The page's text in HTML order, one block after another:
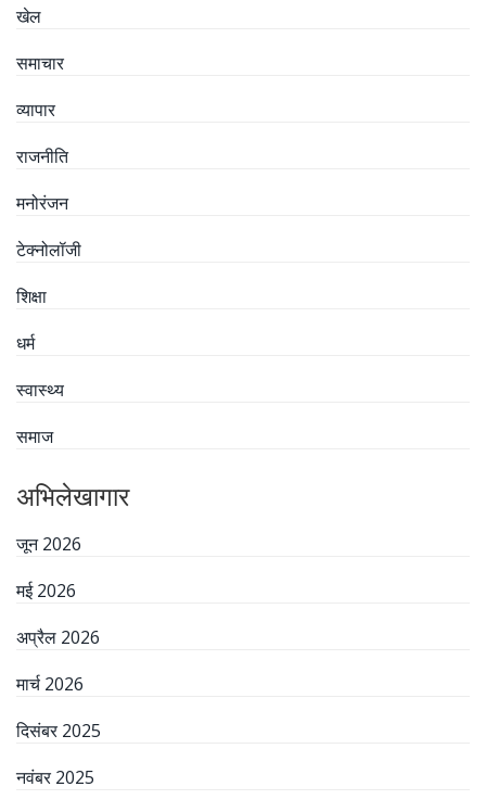
खेल
समाचार
व्यापार
राजनीति
मनोरंजन
टेक्नोलॉजी
शिक्षा
धर्म
स्वास्थ्य
समाज
अभिलेखागार
जून 2026
मई 2026
अप्रैल 2026
मार्च 2026
दिसंबर 2025
नवंबर 2025